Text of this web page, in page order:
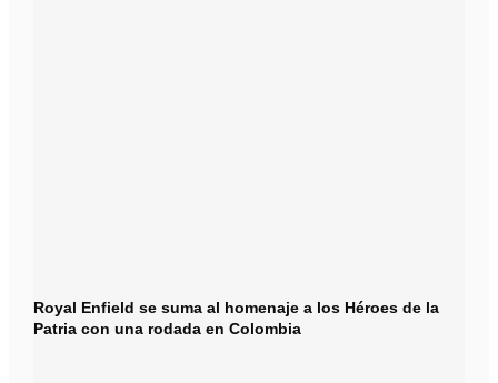
Royal Enfield se suma al homenaje a los Héroes de la
Patria con una rodada en Colombia